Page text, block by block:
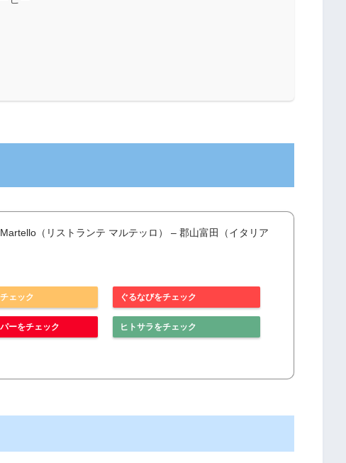
（リストランテ マルテッロ） – 郡山富田（イタリア
ェック ぐるなびをチェック
ーをチェック ヒトサラをチェック